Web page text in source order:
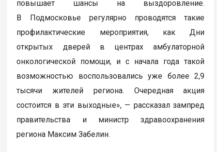
повышает шансы на выздоровление.
В Подмосковье регулярно проводятся такие
профилактические мероприятия, как Дни
открытых дверей в центрах амбулаторной
онкологической помощи, и с начала года такой
возможностью воспользовались уже более 2,9
тысячи жителей региона. Очередная акция
состоится в эти выходные», — рассказал зампред
правительства и министр здравоохранения
региона Максим Забелин.